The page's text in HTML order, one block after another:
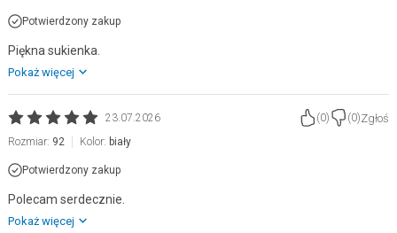
Potwierdzony zakup
Piękna sukienka.
Pokaż więcej
23.07.2026 (0) (0)Zgłoś
Rozmiar: 92 Kolor: biały
Potwierdzony zakup
Polecam serdecznie.
Pokaż więcej